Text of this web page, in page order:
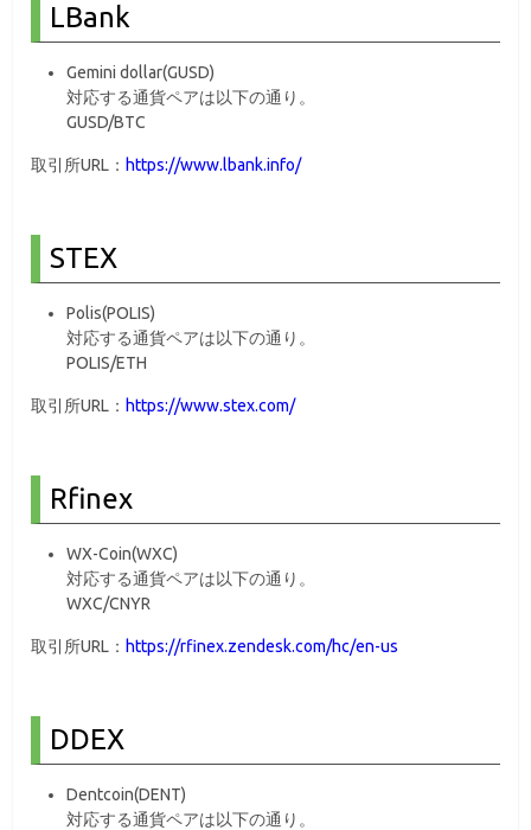
LBank
Gemini dollar(GUSD)
対応する通貨ペアは以下の通り。
GUSD/BTC
取引所URL： https://www.lbank.info/
STEX
Polis(POLIS)
対応する通貨ペアは以下の通り。
POLIS/ETH
取引所URL： https://www.stex.com/
Rfinex
WX-Coin(WXC)
対応する通貨ペアは以下の通り。
WXC/CNYR
取引所URL： https://rfinex.zendesk.com/hc/en-us
DDEX
Dentcoin(DENT)
対応する通貨ペアは以下の通り。